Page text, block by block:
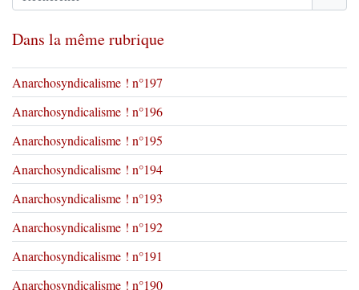
Dans la même rubrique
Anarchosyndicalisme ! n°197
Anarchosyndicalisme ! n°196
Anarchosyndicalisme ! n°195
Anarchosyndicalisme ! n°194
Anarchosyndicalisme ! n°193
Anarchosyndicalisme ! n°192
Anarchosyndicalisme ! n°191
Anarchosyndicalisme ! n°190